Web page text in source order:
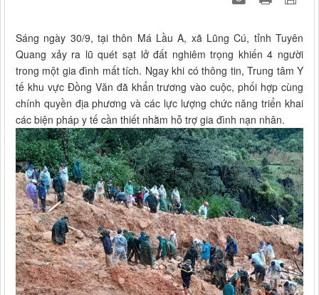
Sáng ngày 30/9, tại thôn Má Lầu A, xã Lũng Cú, tỉnh Tuyên
Quang xảy ra lũ quét sạt lở đất nghiêm trọng khiến 4 người
trong một gia đình mất tích. Ngay khi có thông tin, Trung tâm Y
tế khu vực Đồng Văn đã khẩn trương vào cuộc, phối hợp cùng
chính quyền địa phương và các lực lượng chức năng triển khai
các biện pháp y tế cần thiết nhằm hỗ trợ gia đình nạn nhân.